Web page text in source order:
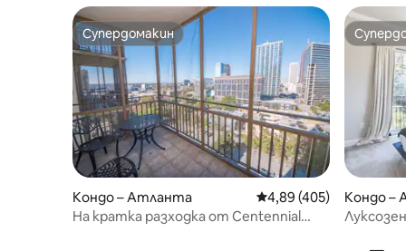
Супердомакин
Супердомакин
Кондо – Атланта Средна оценка: 4,89
4,89 (405)
На кратка разходка от Centennial
Кондо –